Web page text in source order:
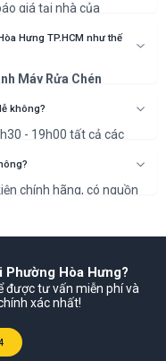
giá tại nhà của
Hưng TP.HCM như thế
Máy Rửa Chén
thay thế. Thời gian cụ
không?
- 19h00 tất cả các
chính hãng, có nguồn
Phường Hòa Hưng?
được tư vấn miễn phí và
xác nhất!